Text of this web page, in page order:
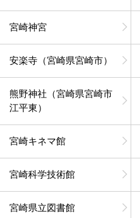
宮崎神宮
安楽寺（宮崎県宮崎市）
熊野神社（宮崎県宮崎市
江平東）
宮崎キネマ館
宮崎科学技術館
宮崎県立図書館